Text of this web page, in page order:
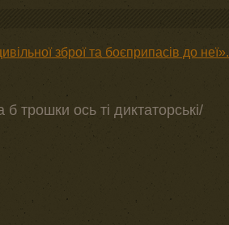
зброї та боєприпасів до неї».
трошки ось ті диктаторськi/